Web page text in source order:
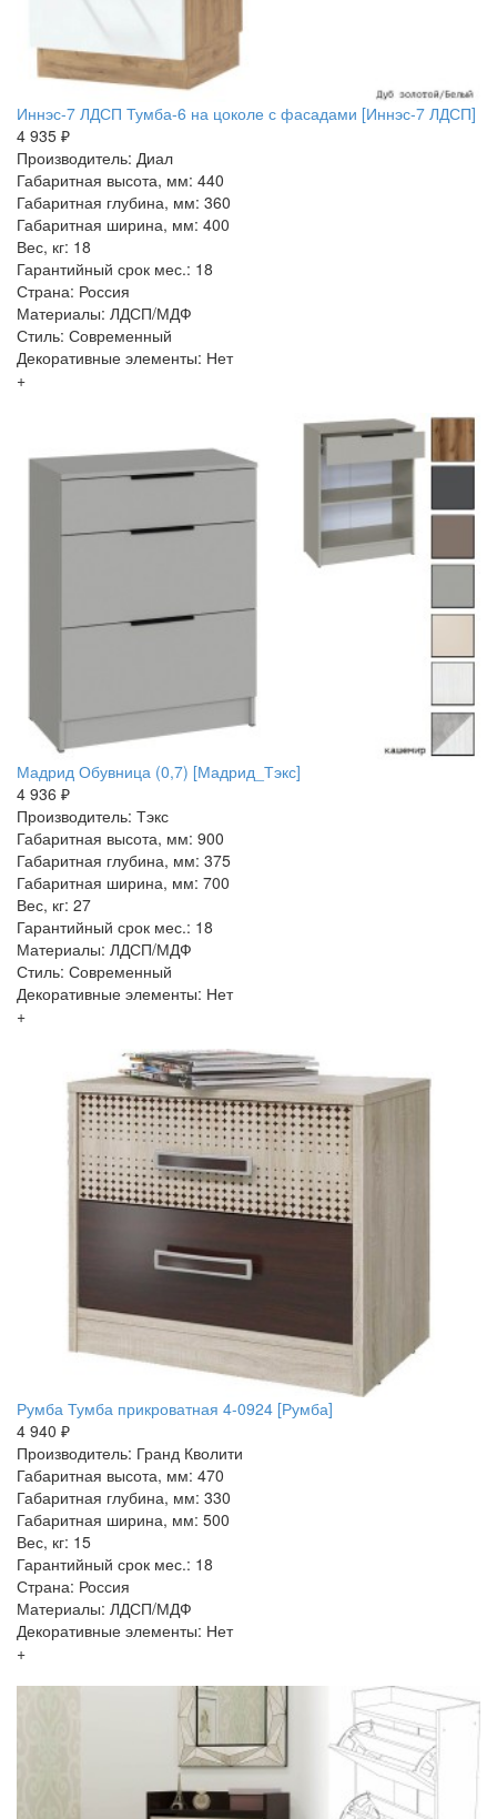
Иннэс-7 ЛДСП Тумба-6 на цоколе с фасадами [Иннэс-7 ЛДСП]
4 935 ₽
Производитель: Диал
Габаритная высота, мм: 440
Габаритная глубина, мм: 360
Габаритная ширина, мм: 400
Вес, кг: 18
Гарантийный срок мес.: 18
Страна: Россия
Материалы: ЛДСП/МДФ
Стиль: Современный
Декоративные элементы: Нет
+
Мадрид Обувница (0,7) [Мадрид_Тэкс]
4 936 ₽
Производитель: Тэкс
Габаритная высота, мм: 900
Габаритная глубина, мм: 375
Габаритная ширина, мм: 700
Вес, кг: 27
Гарантийный срок мес.: 18
Материалы: ЛДСП/МДФ
Стиль: Современный
Декоративные элементы: Нет
+
Румба Тумба прикроватная 4-0924 [Румба]
4 940 ₽
Производитель: Гранд Кволити
Габаритная высота, мм: 470
Габаритная глубина, мм: 330
Габаритная ширина, мм: 500
Вес, кг: 15
Гарантийный срок мес.: 18
Страна: Россия
Материалы: ЛДСП/МДФ
Декоративные элементы: Нет
+